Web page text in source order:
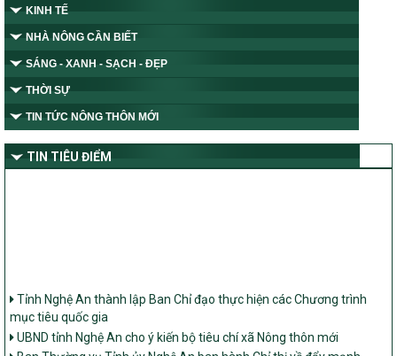
KINH TẾ
NHÀ NÔNG CẦN BIẾT
SÁNG - XANH - SẠCH - ĐẸP
THỜI SỰ
TIN TỨC NÔNG THÔN MỚI
TIN TIÊU ĐIỂM
Tỉnh Nghệ An thành lập Ban Chỉ đạo thực hiện các Chương trình
mục tiêu quốc gia
UBND tỉnh Nghệ An cho ý kiến bộ tiêu chí xã Nông thôn mới
Ban Thường vụ Tỉnh ủy Nghệ An ban hành Chỉ thị về đẩy mạnh